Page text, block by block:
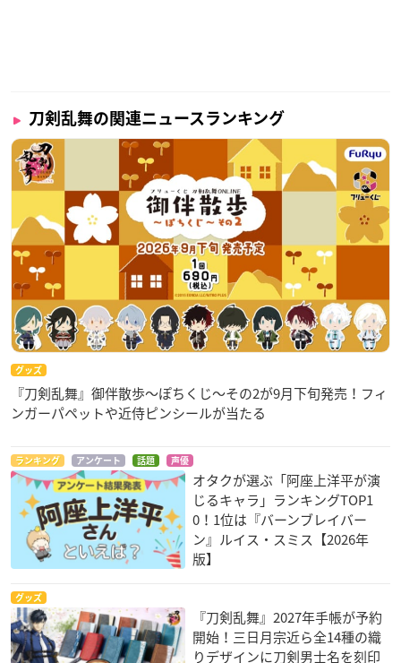
刀剣乱舞の関連ニュースランキング
グッズ
『刀剣乱舞』御伴散歩～ぽちくじ～その2が9月下旬発売！フィ
ンガーパペットや近侍ピンシールが当たる
ランキング アンケート 話題 声優
オタクが選ぶ「阿座上洋平が演
じるキャラ」ランキングTOP1
0！1位は『バーンブレイバー
ン』ルイス・スミス【2026年
版】
グッズ
『刀剣乱舞』2027年手帳が予約
開始！三日月宗近ら全14種の織
りデザインに刀剣男士名を刻印